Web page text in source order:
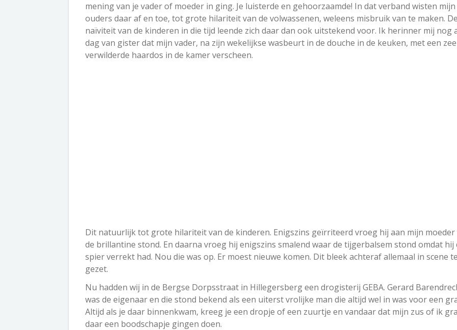
mening van je vader of moeder in ging. Je luisterde en gehoorzaamde! In dat verband wisten mijn
ouders daar af en toe, tot grote hilariteit van de volwassenen, weleens misbruik van te maken. De
naïviteit van de kinderen in die tijd leende zich daar dan ook uitstekend voor. Ik herinner mij nog
dag van gister dat mijn vader, na zijn wekelijkse wasbeurt in de douche in de keuken, met een
verwilderde haardos in de kamer verscheen.
Dit natuurlijk tot grote hilariteit van de kinderen. Enigszins geïrriteerd vroeg hij aan mijn moeder
de brillantine stond. En daarna vroeg hij enigszins smalend waar de tijgerbalsem stond omdat hij
spier verrekt had. Nou die was op. Er moest nieuwe komen. Dit bleek achteraf allemaal in scene
gezet.
Nu hadden wij in de Bergse Dorpsstraat in Hillegersberg een drogisterij GEBA. Gerard
was de eigenaar en die stond bekend als een uiterst vrolijke man die altijd wel in was voor een
Altijd als je daar binnenkwam, kreeg je een dropje of een zuurtje en vandaar dat mijn zus of ik
daar een boodschapje gingen doen.